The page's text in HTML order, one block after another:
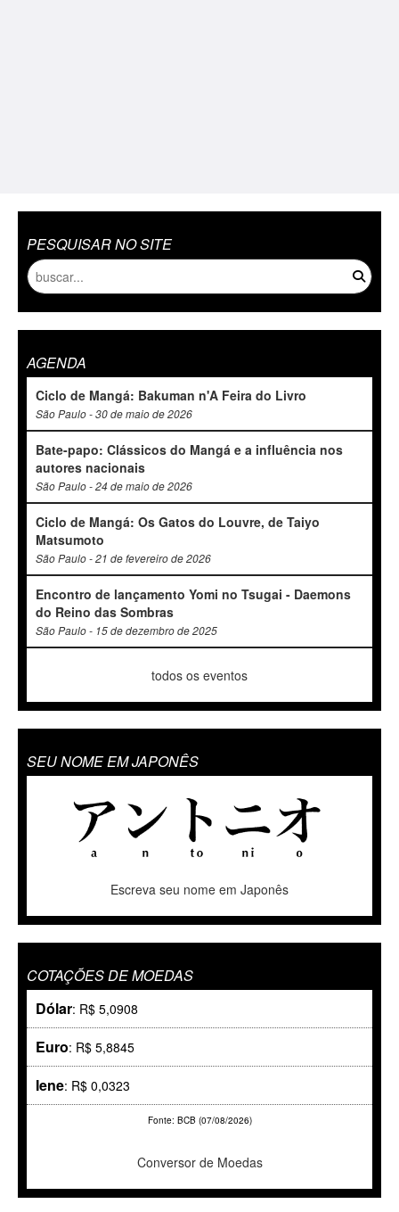
PESQUISAR NO SITE
AGENDA
Ciclo de Mangá: Bakuman n'A Feira do Livro
São Paulo - 30 de maio de 2026
Bate-papo: Clássicos do Mangá e a influência nos
autores nacionais
São Paulo - 24 de maio de 2026
Ciclo de Mangá: Os Gatos do Louvre, de Taiyo
Matsumoto
São Paulo - 21 de fevereiro de 2026
Encontro de lançamento Yomi no Tsugai - Daemons
do Reino das Sombras
São Paulo - 15 de dezembro de 2025
todos os eventos
SEU NOME EM JAPONÊS
Escreva seu nome em Japonês
COTAÇÕES DE MOEDAS
Dólar: R$ 5,0908
Euro: R$ 5,8845
Iene: R$ 0,0323
Fonte: BCB (07/08/2026)
Conversor de Moedas